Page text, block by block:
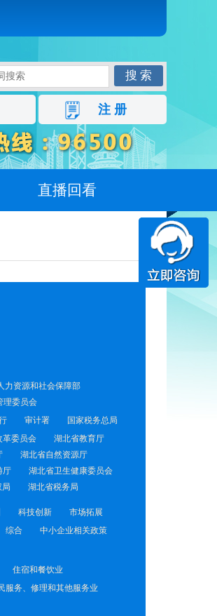
搜 索
注 册
直播回看
力资源和社会保障部
理委员会
审计署
国家税务总局
革委员会
湖北省教育厅
湖北省自然资源厅
厅
湖北省卫生健康委员会
局 湖北省税务局
科技创新
市场拓展
综合
中小企业相关政策
住宿和餐饮业
服务、修理和其他服务业